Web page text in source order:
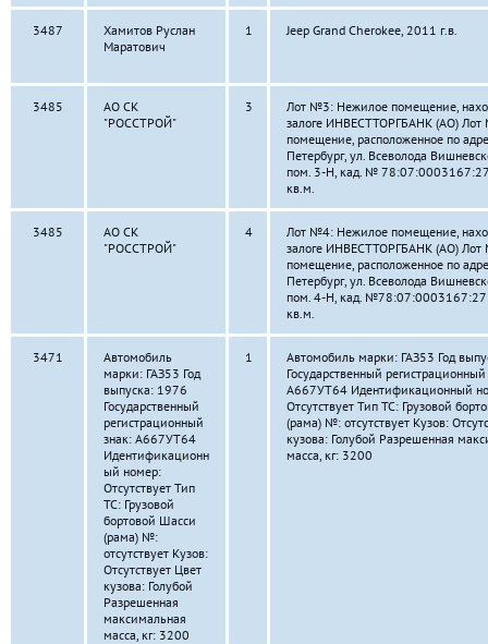
3487
Хамитов Руслан
Маратович
1 Jeep Grand Cherokee, 2011 г.в.
3485
АО СК
"РОССТРОЙ"
3
Лот №3: Нежилое помещение,
залоге ИНВЕСТТОРГБАНК (АО)
помещение, расположенное по
Петербург, ул. Всеволода
пом. 3-Н, кад. №
кв.м.
3485
АО СК
"РОССТРОЙ"
4
Лот №4: Нежилое помещение,
залоге ИНВЕСТТОРГБАНК (АО)
помещение, расположенное по
Петербург, ул. Всеволода
пом. 4-Н, кад.
кв.м.
3471
Автомобиль
марки: ГАЗ53 Год
выпуска: 1976
Государственный
регистрационный
знак: А667УТ64
Идентификационн
ый номер:
Отсутствует Тип
ТС: Грузовой
бортовой Шасси
(рама) №:
отсутствует Кузов:
Отсутствует Цвет
кузова: Голубой
Разрешенная
максимальная
масса, кг: 3200
1
Автомобиль марки: ГАЗ53 Год
Государственный
А667УТ64 Идентификационный
Отсутствует Тип ТС: Грузовой
(рама) №: отсутствует Кузов:
кузова: Голубой Разрешенная
масса, кг: 3200